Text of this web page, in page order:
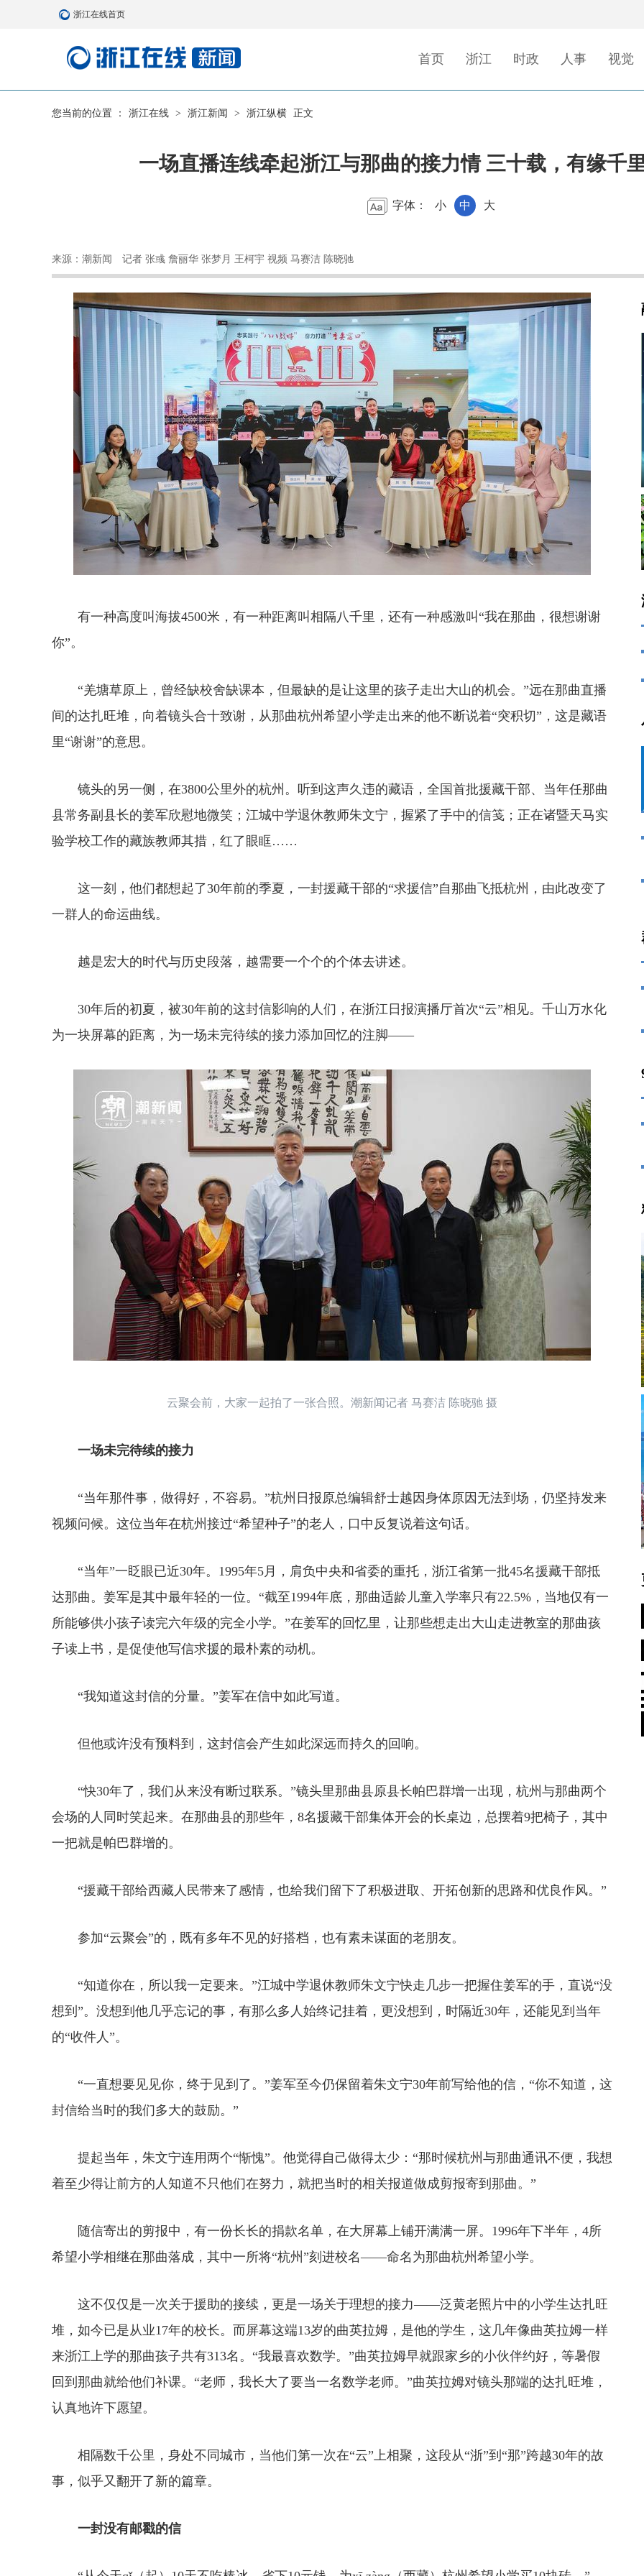
浙江在线首页
首页 浙江 时政 人事 视觉
您当前的位置 ： 浙江在线 > 浙江新闻 > 浙江纵横 正文
一场直播连线牵起浙江与那曲的接力情 三十载，有缘千
字体： 小 中 大
来源：潮新闻 记者 张彧 詹丽华 张梦月 王柯宇 视频 马赛洁 陈晓驰
有一种高度叫海拔4500米，有一种距离叫相隔八千里，还有一种感激叫“我在那曲，很想谢谢
你”。
“羌塘草原上，曾经缺校舍缺课本，但最缺的是让这里的孩子走出大山的机会。”远在那曲直播
间的达扎旺堆，向着镜头合十致谢，从那曲杭州希望小学走出来的他不断说着“突积切”，这是藏语
里“谢谢”的意思。
镜头的另一侧，在3800公里外的杭州。听到这声久违的藏语，全国首批援藏干部、当年任那曲
县常务副县长的姜军欣慰地微笑；江城中学退休教师朱文宁，握紧了手中的信笺；正在诸暨天马实
验学校工作的藏族教师其措，红了眼眶……
这一刻，他们都想起了30年前的季夏，一封援藏干部的“求援信”自那曲飞抵杭州，由此改变了
一群人的命运曲线。
越是宏大的时代与历史段落，越需要一个个的个体去讲述。
30年后的初夏，被30年前的这封信影响的人们，在浙江日报演播厅首次“云”相见。千山万水化
为一块屏幕的距离，为一场未完待续的接力添加回忆的注脚——
云聚会前，大家一起拍了一张合照。潮新闻记者 马赛洁 陈晓驰 摄
一场未完待续的接力
“当年那件事，做得好，不容易。”杭州日报原总编辑舒士越因身体原因无法到场，仍坚持发来
视频问候。这位当年在杭州接过“希望种子”的老人，口中反复说着这句话。
“当年”一眨眼已近30年。1995年5月，肩负中央和省委的重托，浙江省第一批45名援藏干部抵
达那曲。姜军是其中最年轻的一位。“截至1994年底，那曲适龄儿童入学率只有22.5%，当地仅有一
所能够供小孩子读完六年级的完全小学。”在姜军的回忆里，让那些想走出大山走进教室的那曲孩
子读上书，是促使他写信求援的最朴素的动机。
“我知道这封信的分量。”姜军在信中如此写道。
但他或许没有预料到，这封信会产生如此深远而持久的回响。
“快30年了，我们从来没有断过联系。”镜头里那曲县原县长帕巴群增一出现，杭州与那曲两个
会场的人同时笑起来。在那曲县的那些年，8名援藏干部集体开会的长桌边，总摆着9把椅子，其中
一把就是帕巴群增的。
“援藏干部给西藏人民带来了感情，也给我们留下了积极进取、开拓创新的思路和优良作风。”
参加“云聚会”的，既有多年不见的好搭档，也有素未谋面的老朋友。
“知道你在，所以我一定要来。”江城中学退休教师朱文宁快走几步一把握住姜军的手，直说“没
想到”。没想到他几乎忘记的事，有那么多人始终记挂着，更没想到，时隔近30年，还能见到当年
的“收件人”。
“一直想要见见你，终于见到了。”姜军至今仍保留着朱文宁30年前写给他的信，“你不知道，这
封信给当时的我们多大的鼓励。”
提起当年，朱文宁连用两个“惭愧”。他觉得自己做得太少：“那时候杭州与那曲通讯不便，我想
着至少得让前方的人知道不只他们在努力，就把当时的相关报道做成剪报寄到那曲。”
随信寄出的剪报中，有一份长长的捐款名单，在大屏幕上铺开满满一屏。1996年下半年，4所
希望小学相继在那曲落成，其中一所将“杭州”刻进校名——命名为那曲杭州希望小学。
这不仅仅是一次关于援助的接续，更是一场关于理想的接力——泛黄老照片中的小学生达扎旺
堆，如今已是从业17年的校长。而屏幕这端13岁的曲英拉姆，是他的学生，这几年像曲英拉姆一样
来浙江上学的那曲孩子共有313名。“我最喜欢数学。”曲英拉姆早就跟家乡的小伙伴约好，等暑假
回到那曲就给他们补课。“老师，我长大了要当一名数学老师。”曲英拉姆对镜头那端的达扎旺堆，
认真地许下愿望。
相隔数千公里，身处不同城市，当他们第一次在“云”上相聚，这段从“浙”到“那”跨越30年的故
事，似乎又翻开了新的篇章。
一封没有邮戳的信